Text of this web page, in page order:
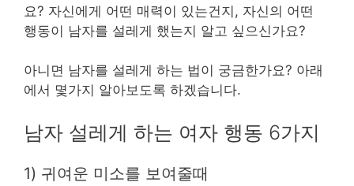
요? 자신에게 어떤 매력이 있는건지, 자신의 어떤
행동이 남자를 설레게 했는지 알고 싶으신가요?
아니면 남자를 설레게 하는 법이 궁금한가요? 아래
에서 몇가지 알아보도록 하겠습니다.
남자 설레게 하는 여자 행동 6가지
1) 귀여운 미소를 보여줄때